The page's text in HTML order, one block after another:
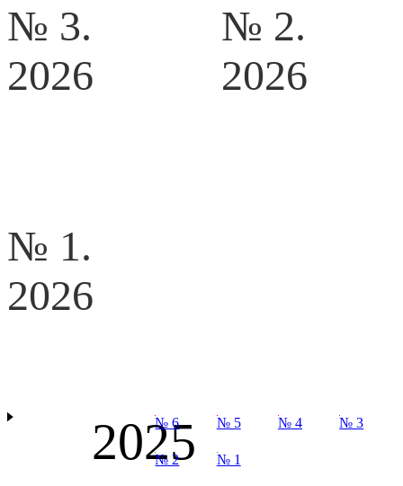
№ 3.
2026
№ 2.
2026
№ 1.
2026
2025
№ 6 № 5 № 4 № 3
№ 2 № 1